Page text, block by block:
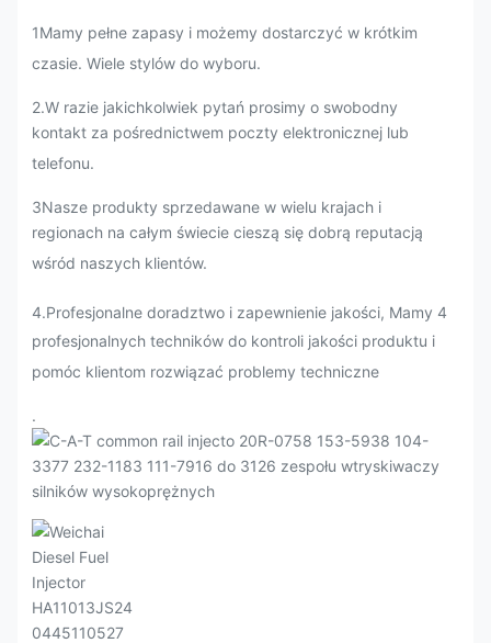
1Mamy pełne zapasy i możemy dostarczyć w krótkim
czasie. Wiele stylów do wyboru.
2.W razie jakichkolwiek pytań prosimy o swobodny
kontakt za pośrednictwem poczty elektronicznej lub
telefonu.
3Nasze produkty sprzedawane w wielu krajach i
regionach na całym świecie cieszą się dobrą reputacją
wśród naszych klientów.
4.Profesjonalne doradztwo i zapewnienie jakości, Mamy 4
profesjonalnych techników do kontroli jakości produktu i
pomóc klientom rozwiązać problemy techniczne
.